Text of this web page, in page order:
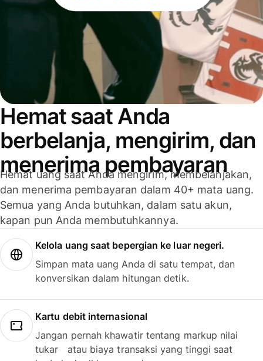
Hemat saat Anda
berbelanja, mengirim, dan
menerima pembayaran
Hemat uang saat Anda mengirim, membelanjakan,
dan menerima pembayaran dalam 40+ mata uang.
Semua yang Anda butuhkan, dalam satu akun,
kapan pun Anda membutuhkannya.
Kelola uang saat bepergian ke luar negeri.
Simpan mata uang Anda di satu tempat, dan
konversikan dalam hitungan detik.
Kartu debit internasional
Jangan pernah khawatir tentang markup nilai
tukar atau biaya transaksi yang tinggi saat